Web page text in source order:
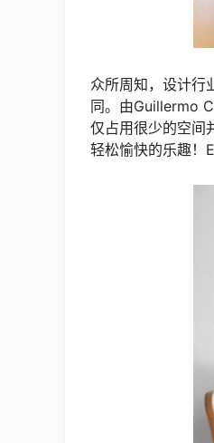
众所周知，设计行
同。由Guillermo
仅占用很少的空间
轻松愉快的乐趣！